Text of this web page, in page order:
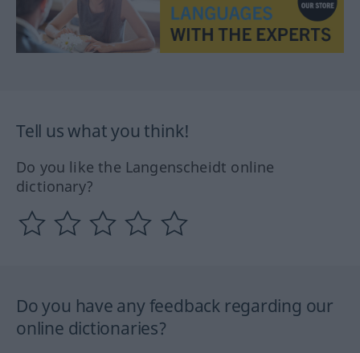
Tell us what you think!
Do you like the Langenscheidt online
dictionary?
Do you have any feedback regarding our
online dictionaries?